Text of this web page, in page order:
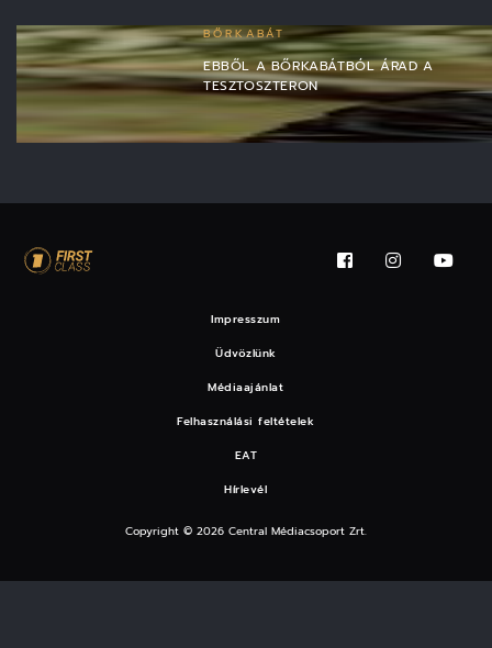
BŐRKABÁT
EBBŐL A BŐRKABÁTBÓL ÁRAD A
TESZTOSZTERON
Impresszum
Üdvözlünk
Médiaajánlat
Felhasználási feltételek
EAT
Hírlevél
Copyright © 2026 Central Médiacsoport Zrt.